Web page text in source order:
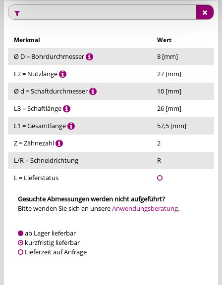
Merkmal Wert
Ø D = Bohrdurchmesser
8 [mm]
L2 = Nutzlänge
27 [mm]
Ø d = Schaftdurchmesser
10 [mm]
L3 = Schaftlänge
26 [mm]
L1 = Gesamtlänge
57,5 [mm]
Z = Zähnezahl
2
L/R = Schneidrichtung
R
L = Lieferstatus
Gesuchte Abmessungen werden nicht aufgeführt?
Bitte wenden Sie sich an unsereAnwendungsberatung.
ab Lager lieferbar
kurzfristig lieferbar
Lieferzeit auf Anfrage